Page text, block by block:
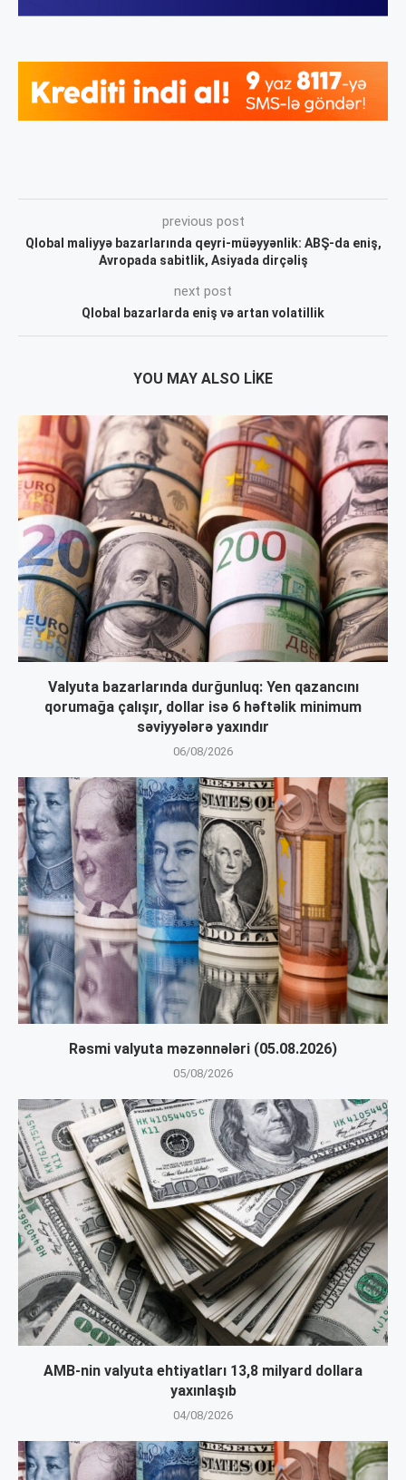
previous post
Qlobal maliyyə bazarlarında qeyri-müəyyənlik: ABŞ-da eniş,
Avropada sabitlik, Asiyada dirçəliş
next post
Qlobal bazarlarda eniş və artan volatillik
YOU MAY ALSO LIKE
Valyuta bazarlarında durğunluq: Yen qazancını
qorumağa çalışır, dollar isə 6 həftəlik minimum
səviyyələrə yaxındır
06/08/2026
Rəsmi valyuta məzənnələri (05.08.2026)
05/08/2026
AMB-nin valyuta ehtiyatları 13,8 milyard dollara
yaxınlaşıb
04/08/2026